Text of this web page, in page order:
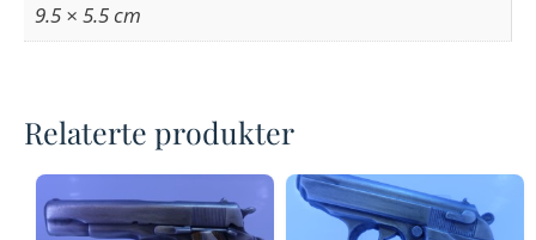
9.5 × 5.5 cm
Relaterte produkter